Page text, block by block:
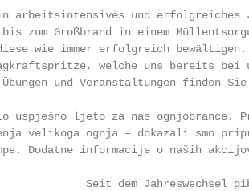
arbeitsintensives und erfolgreiches
bis zum Großbrand in einem
wie immer erfolgreich
welche uns bereits bei
und Veranstaltungen finden
uspješno ljeto za nas ognjobrance.
velikoga ognja – dokazali smo
Dodatne informacije o naših
Seit dem Jahreswechsel